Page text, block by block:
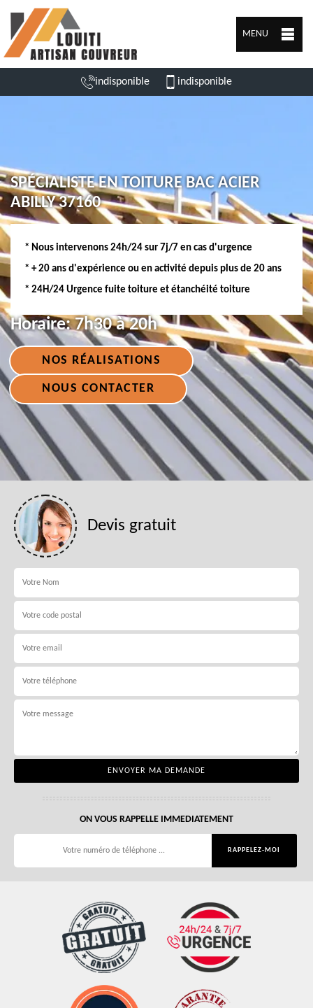
MENU
indisponible indisponible
SPÉCIALISTE EN TOITURE BAC ACIER
ABILLY 37160
* Nous intervenons 24h/24 sur 7j/7 en cas d'urgence
* + 20 ans d'expérience ou en activité depuis plus de 20 ans
* 24H/24 Urgence fuite toiture et étanchéité toiture
Horaire:7h30 à 20h
NOS RÉALISATIONS
NOUS CONTACTER
Devis gratuit
ON VOUS RAPPELLE IMMEDIATEMENT